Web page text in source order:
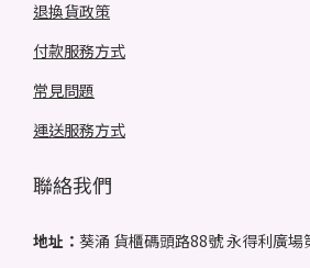
退換貨政策
付款服務方式
常見問題
運送服務方式
聯絡我們
地址： 葵涌 貨櫃碼頭路88號 永得利廣場